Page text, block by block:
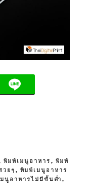
พิมพ์เมนูอาหาร , พิมพ์
วยๆ , พิมพ์เมนูอาหาร
นูอาหารไม่มีขั้นต่ำ ,